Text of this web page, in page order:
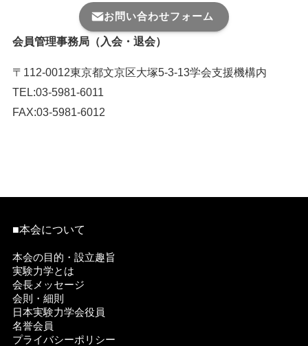
お問い合わせフォーム
会員管理事務局（入会・退会）
〒112-0012東京都文京区大塚5-3-13学会支援機構内
TEL:03-5981-6011
FAX:03-5981-6012
■本会について
本会の目的・設立趣旨
実験力学とは
会長メッセージ
会則・細則
日本実験力学会役員
名誉会員
プライバシーポリシー